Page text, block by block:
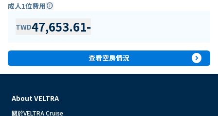
成人1位費用info
TWD47,653.61-
查看空房情況 expand_circle_right
About VELTRA
關於VELTRA Cruise